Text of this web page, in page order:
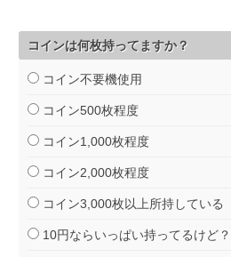
コインは何枚持ってますか？
コイン不要機使用
コイン500枚程度
コイン1,000枚程度
コイン2,000枚程度
コイン3,000枚以上所持している
10円ならいっぱい持ってるけど？